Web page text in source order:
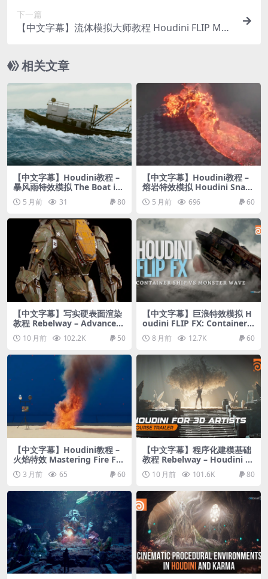
下一篇
【中文字幕】流体模拟大师教程 Houdini FLIP Mas
相关文章
【中文字幕】Houdini教程 –
暴风雨特效模拟 The Boat in
a Storm
5 月前 31 80
【中文字幕】Houdini教程 –
熔岩特效模拟 Houdini Snak
e Lava Monster Project
5 月前 696 60
【中文字幕】写实硬表面渲染
教程 Rebelway – Advanced
shading in Redshift
10 月前 102.2K 50
【中文字幕】巨浪特效模拟 H
oudini FLIP FX: Container S
hip vs Monster Wave
8 月前 12.7K 60
【中文字幕】Houdini教程 –
火焰特效 Mastering Fire FX
in Houdini
3 月前 65 60
【中文字幕】程序化建模基础
教程 Rebelway – Houdini F
or 3D Artists
10 月前 101.6K 80